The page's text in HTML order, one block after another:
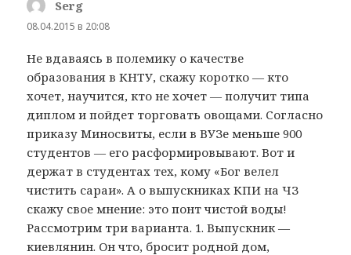
Serg
08.04.2015 в 20:08
Не вдаваясь в полемику о качестве
образования в КНТУ, скажу коротко — кто
хочет, научится, кто не хочет — получит типа
диплом и пойдет торговать овощами. Согласно
приказу Миносвиты, если в ВУЗе меньше 900
студентов — его расформировывают. Вот и
держат в студентах тех, кому «Бог велел
чистить сараи». А о выпускниках КПИ на ЧЗ
скажу свое мнение: это понт чистой воды!
Рассмотрим три варианта. 1. Выпускник —
киевлянин. Он что, бросит родной дом,